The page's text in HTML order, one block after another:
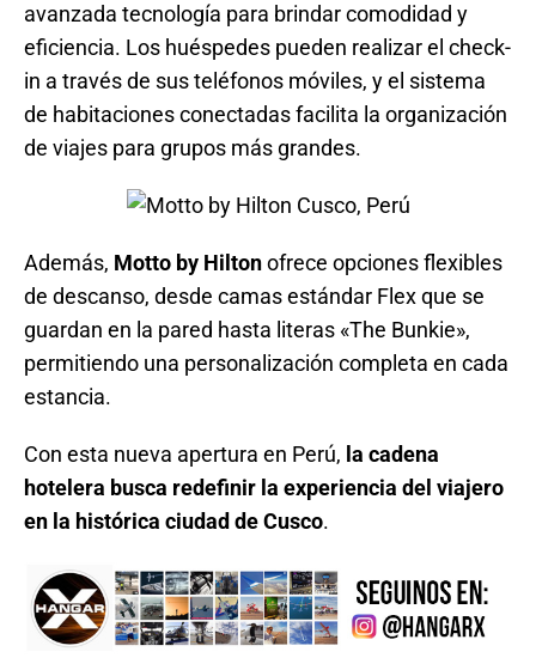
avanzada tecnología para brindar comodidad y
eficiencia. Los huéspedes pueden realizar el check-
in a través de sus teléfonos móviles, y el sistema
de habitaciones conectadas facilita la organización
de viajes para grupos más grandes.
Además, Motto by Hiltonofrece opciones flexibles
de descanso, desde camas estándar Flex que se
guardan en la pared hasta literas «The Bunkie»,
permitiendo una personalización completa en cada
estancia.
Con esta nueva apertura en Perú, la cadena
hotelera busca redefinir la experiencia del viajero
en la histórica ciudad de Cusco.